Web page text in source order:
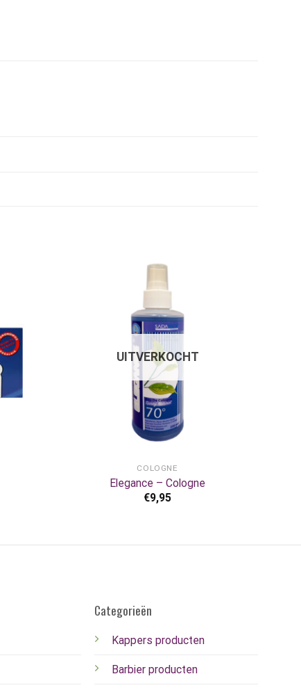
UITVERKOCHT
COLOGNE
Elegance – Cologne
€9,95
Categorieën
Kappers producten
Barbier producten